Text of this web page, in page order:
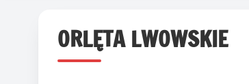
ORLĘTA LWOWSKIE